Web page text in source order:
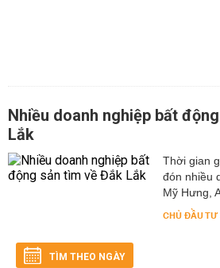
Nhiều doanh nghiệp bất
Lắk
Thời gian
đón nhiều
Mỹ Hưng,
CHỦ ĐẦU TƯ
TÌM THEO NGÀY